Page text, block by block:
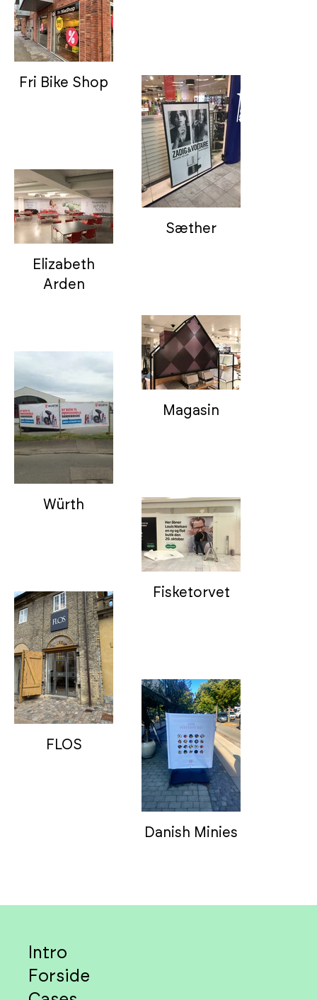
Fri Bike Shop
Sæther
Elizabeth
Arden
Magasin
Würth
Fisketorvet
FLOS
Danish Minies
Intro
Forside